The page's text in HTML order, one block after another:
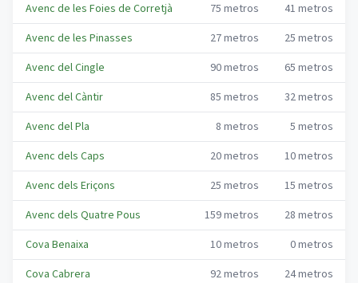
Avenc de les Foies de Corretjà
75 metros 41 metros
Avenc de les Pinasses
27metros 25 metros
Avenc del Cingle
90metros 65 metros
Avenc del Càntir
85 metros 32metros
Avenc del Pla
8 metros 5 metros
Avenc dels Caps
20metros 10metros
Avenc dels Eriçons
25 metros 15 metros
Avenc dels Quatre Pous
159metros 28 metros
Cova Benaixa
10metros 0metros
Cova Cabrera
92metros 24metros